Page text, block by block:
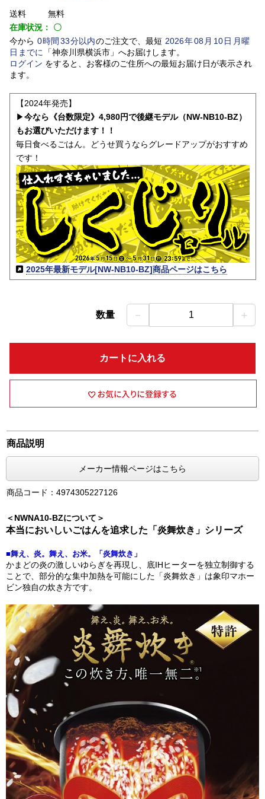
送料
無料
在庫状況： 〇
今から 0時間 33分以内のご注文で、最短 2026年08 月 10日月曜
日 までに 「神奈川県横浜市」 へお届けします。
ログイン をすると、お客様のご住所への最短お届け日が表示され
ます。
【2024年発売】
▶今なら《台数限定》4,980円で後継モデル（NW-NB10-BZ）
もお選びいただけます！！
毎日食べるごはん。どうせ買うならグレードアップがおすすめ
です！
2025年最新モデル[NW-NB10-BZ]商品ページはこちら
数量 － 1 ＋
カートに入れる
商品説明
メーカー情報ページはこちら
商品コード：4974305227126
＜NWNA10-BZについて＞
本当においしいごはんを追求した「炎舞炊き」シリーズ
■舞え、炎。舞え、お米。「炎舞炊き」
かまどの炎の激しいゆらぎを再現し、底IHヒーターを独立制御する
ことで、部分的な集中加熱を可能にした「炎舞炊き」は象印マホー
ビン独自の炊き方です。